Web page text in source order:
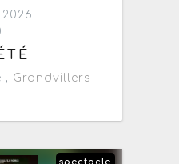
, Grandvillers